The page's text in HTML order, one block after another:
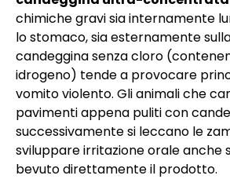
chimiche gravi sia internamente
lo stomaco, sia esternamente
candeggina senza cloro
idrogeno) tende a provocare
vomito violento. Gli animali che
pavimenti appena puliti con
successivamente si leccano le
sviluppare irritazione orale anche
bevuto direttamente il prodotto.